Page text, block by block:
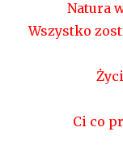
Natura
Wszystko
Ci co